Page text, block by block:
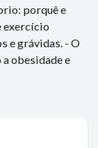
porquê e
exercício
e grávidas. - O
obesidade e